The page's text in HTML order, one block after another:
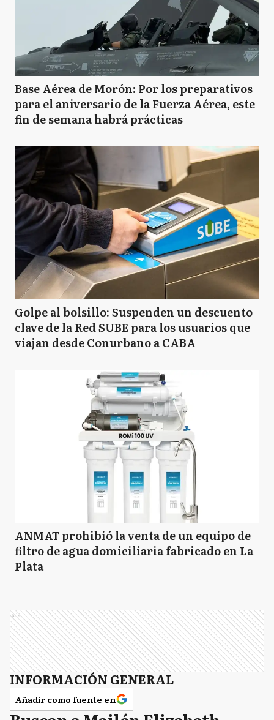
Base Aérea de Morón: Por los preparativos
para el aniversario de la Fuerza Aérea, este
fin de semana habrá prácticas
Golpe al bolsillo: Suspenden un descuento
clave de la Red SUBE para los usuarios que
viajan desde Conurbano a CABA
ANMAT prohibió la venta de un equipo de
filtro de agua domiciliaria fabricado en La
Plata
Ads
INFORMACIÓN GENERAL
Añadir como fuente en